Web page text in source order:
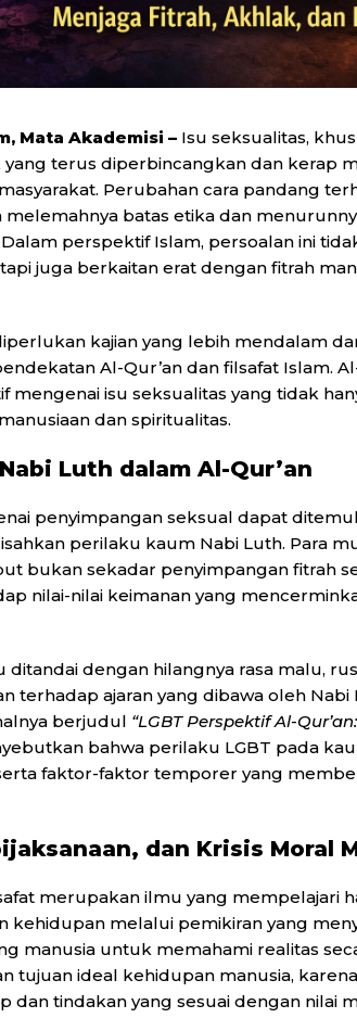
Mata Akademisi – Isu seksualitas,
terus diperbincangkan dan kerap
Perubahan cara pandang
batas etika dan
perspektif Islam, persoalan ini
juga berkaitan erat dengan fitrah
kajian yang lebih mendalam
Al-Qur’an dan filsafat Islam.
mengenai isu seksualitas yang tidak
dan spiritualitas.
Luth dalam Al-Qur’an
penyimpangan seksual dapat
perilaku kaum Nabi Luth. Para
bukan sekadar penyimpangan fitrah
nilai-nilai keimanan yang
ditandai dengan hilangnya rasa malu,
terhadap ajaran yang dibawa oleh
berjudul “LGBT Perspektif Al-
bahwa perilaku LGBT pada
faktor-faktor temporer yang
dan Krisis Moral
merupakan ilmu yang mempelajari
kehidupan melalui pemikiran yang
manusia untuk memahami realitas
tujuan ideal kehidupan manusia,
dan tindakan yang sesuai dengan nilai